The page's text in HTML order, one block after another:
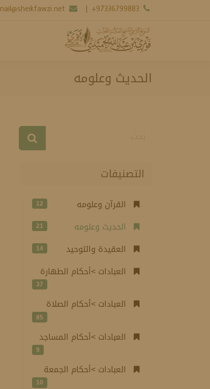
+97336799883
الحديث وعلومه
التصنيفات
القرآن وعلومه 12
الحديث وعلومه 21
العقيدة والتوحيد 14
العبادات >أحكام الطهارة
37
العبادات >أحكام الصلاة
85
العبادات >أحكام المساجد
9
العبادات >أحكام الجمعة
10